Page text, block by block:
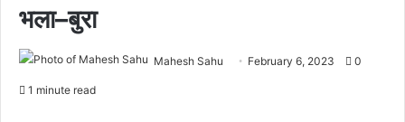
भला–बुरा
Mahesh Sahu February 6, 2023 0
1 minute read